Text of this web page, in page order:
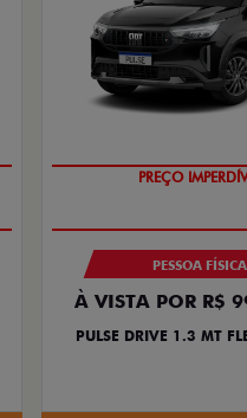
PREÇO
PESSOA FÍSICA
À VISTA POR R$
PULSE DRIVE 1.3 MT